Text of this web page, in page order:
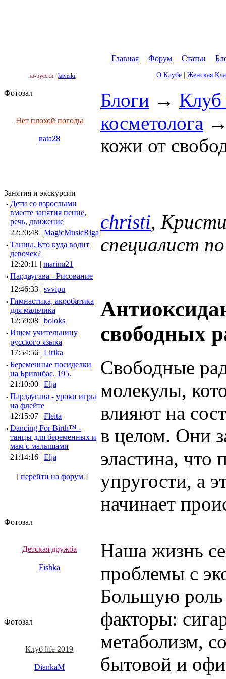
Главная Форум Статьи
по-русски latviski О Клубе Женская
Фотозал
Нет плохой погоды
nata28
Занятия и экскурсии
· Дети со взрослыми
вместе занятия пение,
речь, движение
22:20:48 | MagicMusicRiga
· Танцы. Кто куда водит
девочек?
12:20:11 | marina21
· Пардаугава - Рисование
12:46:33 | svvipu
· Гимнастика, акробатика
для мальчика
12:59:08 | boloks
· Ищем учительницу
русского языка
17:54:56 | Lirika
· Беременные посиделки
на Бривибас, 195.
21:10:00 | Elja
· Пардаугава - уроки игры
на флейте
12:15:07 | Fleita
· Dancing For Birth™ -
танцы для беременных и
мам с малышами
21:14:16 | Elja
[перейти на форум ]
Фотозал
Детская дружба
Fishka
Фотозал
Клуб life 2019
DiankaM
Блоги →
косметолога
кожи от
christi,
специалист
свободных
Свободные
молекулы,
влияют на
в целом. Они
эластина, что
упругости, а
начинает
Наша жизнь
проблемы с
Большую роль
факторы:
метаболизм,
бытовой и